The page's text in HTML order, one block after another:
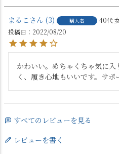
まるこ 3 購入者 40代
投稿日
2022/08/20
かわいい。めちゃくちゃ気に
く、履き心地もいいです。サポ
すべてのレビューを見る
レビューを書く